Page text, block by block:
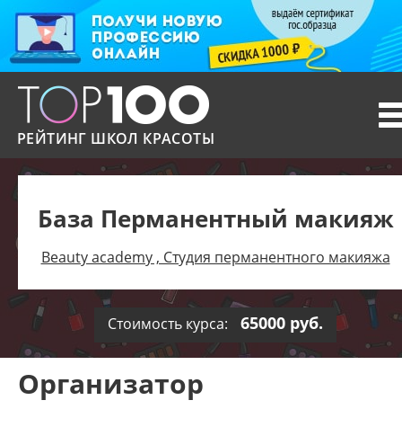
РЕЙТИНГ ШКОЛ КРАСОТЫ
База Перманентный макияж
Beauty academy , Студия перманентного макияжа
Стоимость курса: 65000 руб.
Организатор